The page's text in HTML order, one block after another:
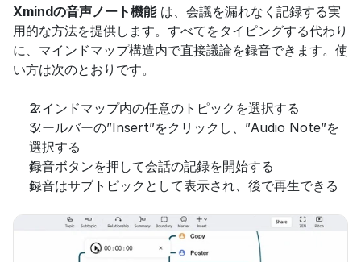
Xmindの音声ノート機能 は、会議を漏れなく記録する実
用的な方法を提供します。すべてをタイピングする代わり
に、マインドマップ構造内で直接議論を録音できます。使
い方は次のとおりです。
マインドマップ内の任意のトピックを選択する
ツールバーの”Insert”をクリックし、”Audio Note”を
選択する
録音ボタンを押して会話の記録を開始する
録音はサブトピックとして表示され、後で再生できる